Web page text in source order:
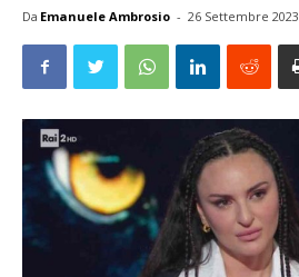
Da Emanuele Ambrosio - 26 Settembre 2023